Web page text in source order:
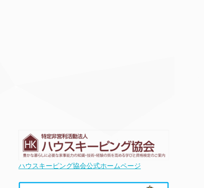
ハウスキーピング協会公式ホームページ